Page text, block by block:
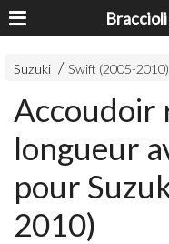
Suzuki Swift (2005-2010)
Accoudoir
longueur
pour
2010)